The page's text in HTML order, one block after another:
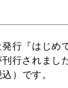
発行『はじ
行されまし
）です。